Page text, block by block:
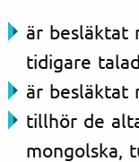
är besläktat
tidigare
är besläktat
tillhör de
mongolska,